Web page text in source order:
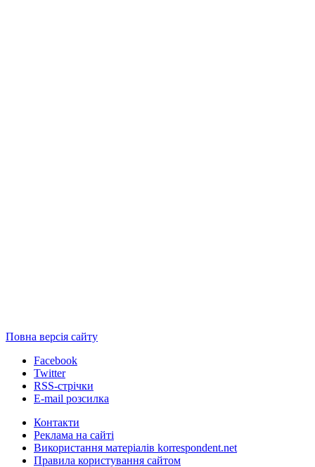
Повна версія сайту
Facebook
Twitter
RSS-стрічки
E-mail розсилка
Контакти
Реклама на сайті
Використання матеріалів korrespondent.net
Правила користування сайтом